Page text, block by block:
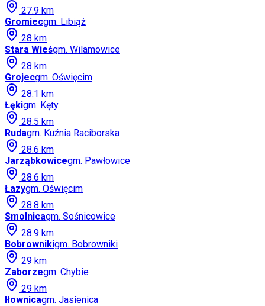
27.9 km
Gromiecgm. Libiąż
28 km
Stara Wieśgm. Wilamowice
28 km
Grojecgm. Oświęcim
28.1 km
Łękigm. Kęty
28.5 km
Rudagm. Kuźnia Raciborska
28.6 km
Jarząbkowicegm. Pawłowice
28.6 km
Łazygm. Oświęcim
28.8 km
Smolnicagm. Sośnicowice
28.9 km
Bobrownikigm. Bobrowniki
29 km
Zaborzegm. Chybie
29 km
Iłownicagm. Jasienica